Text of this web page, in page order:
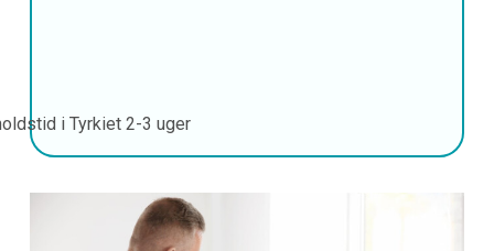
i Tyrkiet 2-3 uger